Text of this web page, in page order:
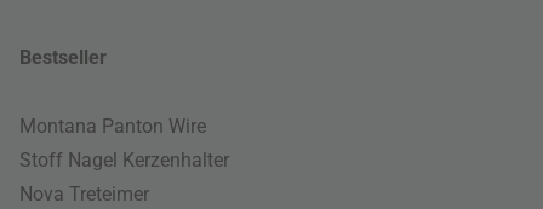
Bestseller
Montana Panton Wire
Stoff Nagel Kerzenhalter
Nova Treteimer